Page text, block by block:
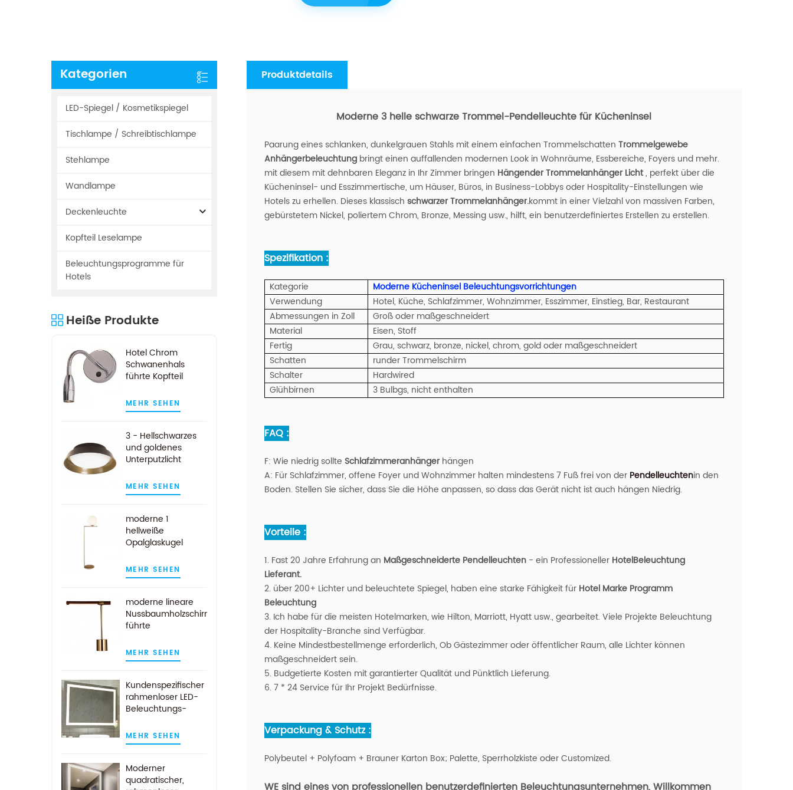
Kategorien
LED-Spiegel / Kosmetikspiegel
Tischlampe / Schreibtischlampe
Stehlampe
Wandlampe
Deckenleuchte
Kopfteil Leselampe
Beleuchtungsprogramme für
Hotels
Heiße Produkte
Hotel Chrom
Schwanenhals
führte Kopfteil
MEHR SEHEN
3 - Hellschwarzes
und goldenes
Unterputzlicht
MEHR SEHEN
moderne 1
hellweiße
Opalglaskugel
Messingoptik
MEHR SEHEN
moderne lineare
Nussbaumholzschirm
führte
aus antikem
Messing
MEHR SEHEN
Kundenspezifischer
rahmenloser LED-
Beleuchtungs-
Wandspiegel mit
Demist-Auflage
MEHR SEHEN
Moderner
quadratischer,
Produktdetails
Moderne 3 helle schwarze Trommel-Pendelleuchte für Kücheninsel
Paarung eines schlanken, dunkelgrauen Stahls mit einem einfachen Trommelschatten Trommelgewebe
Anhängerbeleuchtungbringt einen auffallenden modernen Look in Wohnräume, Essbereiche, Foyers und mehr.
mit diesem mit dehnbaren Eleganz in Ihr Zimmer bringen Hängender Trommelanhänger Licht, perfekt über die
Kücheninsel- und Esszimmertische, um Häuser, Büros, in Business-Lobbys oder Hospitality-Einstellungen wie
Hotels zu erhellen. Dieses klassisch schwarzer Trommelanhänger.kommt in einer Vielzahl von massiven Farben,
gebürstetem Nickel, poliertem Chrom, Bronze, Messing usw., hilft, ein benutzerdefiniertes Erstellen zu erstellen.
Spezifikation :
Kategorie
Moderne Kücheninsel Beleuchtungsvorrichtungen
Verwendung
Hotel, Küche, Schlafzimmer, Wohnzimmer, Esszimmer, Einstieg, Bar, Restaurant
Abmessungen in Zoll
Groß oder maßgeschneidert
Material
Eisen, Stoff
Fertig
Grau, schwarz, bronze, nickel, chrom, gold oder maßgeschneidert
Schatten
runder Trommelschirm
Schalter
Hardwired
Glühbirnen
3 Bulbgs, nicht enthalten
FAQ :
F: Wie niedrig sollte Schlafzimmeranhängerhängen
A: Für Schlafzimmer, offene Foyer und Wohnzimmer halten mindestens 7 Fuß frei von derPendelleuchtenin den
Boden. Stellen Sie sicher, dass Sie die Höhe anpassen, so dass das Gerät nicht ist auch hängen Niedrig.
Vorteile :
1. Fast 20 Jahre Erfahrung an Maßgeschneiderte Pendelleuchten- ein ProfessionellerHotelBeleuchtung
Lieferant.
2. über 200+ Lichter und beleuchtete Spiegel, haben eine starke Fähigkeit fürHotel Marke Programm
Beleuchtung
3. Ich habe für die meisten Hotelmarken, wie Hilton, Marriott, Hyatt usw., gearbeitet. Viele Projekte Beleuchtung
der Hospitality-Branche sind Verfügbar.
4. Keine Mindestbestellmenge erforderlich, Ob Gästezimmer oder öffentlicher Raum, alle Lichter können
maßgeschneidert sein.
5. Budgetierte Kosten mit garantierter Qualität und Pünktlich Lieferung.
6. 7 * 24 Service für Ihr Projekt Bedürfnisse.
Verpackung & Schutz :
Polybeutel + Polyfoam + Brauner Karton Box; Palette, Sperrholzkiste oder Customized.
WE sind eines von professionellen benutzerdefinierten Beleuchtungsunternehmen, Willkommen